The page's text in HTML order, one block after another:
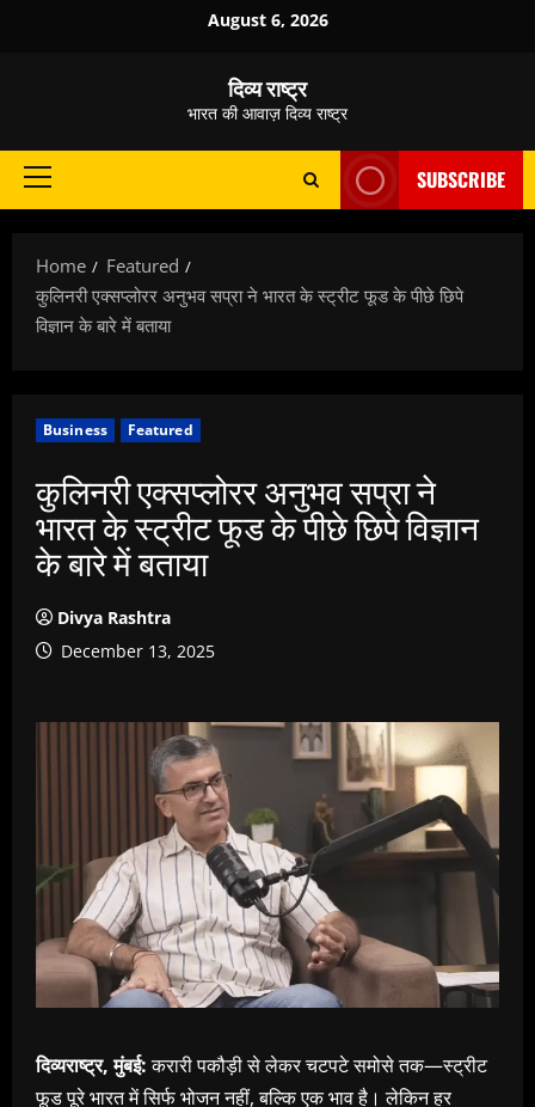
August 6, 2026
दिव्य राष्ट्र
भारत की आवाज़ दिव्य राष्ट्र
Primary
SUBSCRIBE
Home
Featured
कुलिनरी एक्सप्लोरर अनुभव सप्रा ने भारत के स्ट्रीट फूड के पीछे छिपे
विज्ञान के बारे में बताया
Business Featured
कुलिनरी एक्सप्लोरर अनुभव सप्रा ने
भारत के स्ट्रीट फूड के पीछे छिपे विज्ञान
के बारे में बताया
Divya Rashtra
December 13, 2025
दिव्यराष्ट्र, मुंबई:करारी पकौड़ी से लेकर चटपटे समोसे तक—स्ट्रीट
फूड पूरे भारत में सिर्फ भोजन नहीं,बल्कि एक भाव है। लेकिन हर